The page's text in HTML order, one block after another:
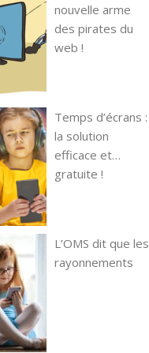
nouvelle arme
des pirates du
web !
Temps d’écrans :
la solution
efficace et…
gratuite !
L’OMS dit que les
rayonnements